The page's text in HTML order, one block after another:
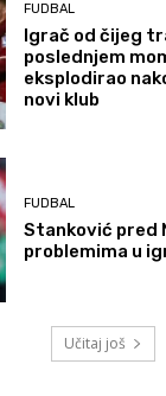
FUDBAL
Igrač od čijeg
poslednjem
eksplodirao
novi klub
FUDBAL
Stanković pred
problemima u
Učitaj još